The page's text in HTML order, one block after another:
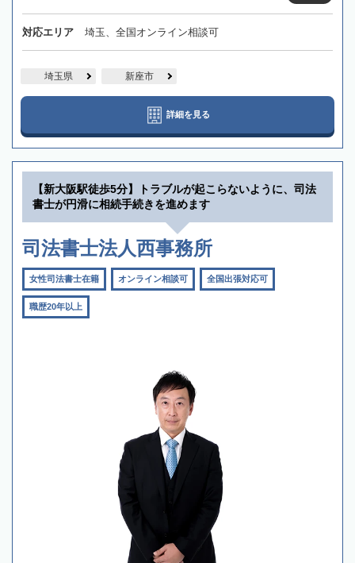
対応エリア 埼玉、全国オンライン相談可
埼玉県 新座市
詳細を見る
【新大阪駅徒歩5分】トラブルが起こらないように、司法
書士が円滑に相続手続きを進めます
司法書士法人西事務所
女性司法書士在籍 オンライン相談可 全国出張対応可
職歴20年以上